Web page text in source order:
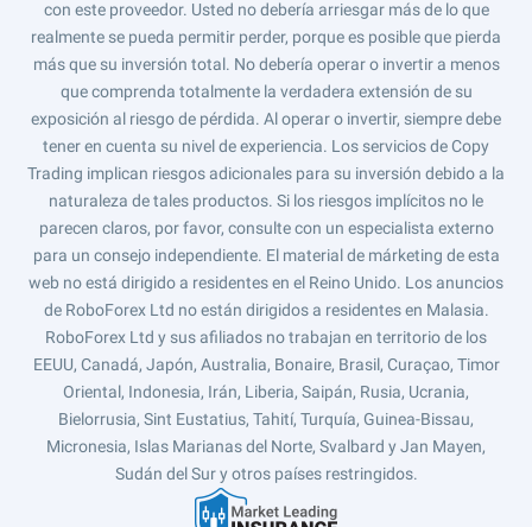
con este proveedor. Usted no debería arriesgar más de lo que
realmente se pueda permitir perder, porque es posible que pierda
más que su inversión total. No debería operar o invertir a menos
que comprenda totalmente la verdadera extensión de su
exposición al riesgo de pérdida. Al operar o invertir, siempre debe
tener en cuenta su nivel de experiencia. Los servicios de Copy
Trading implican riesgos adicionales para su inversión debido a la
naturaleza de tales productos. Si los riesgos implícitos no le
parecen claros, por favor, consulte con un especialista externo
para un consejo independiente. El material de márketing de esta
web no está dirigido a residentes en el Reino Unido. Los anuncios
de RoboForex Ltd no están dirigidos a residentes en Malasia.
RoboForex Ltd y sus afiliados no trabajan en territorio de los
EEUU, Canadá, Japón, Australia, Bonaire, Brasil, Curaçao, Timor
Oriental, Indonesia, Irán, Liberia, Saipán, Rusia, Ucrania,
Bielorrusia, Sint Eustatius, Tahití, Turquía, Guinea-Bissau,
Micronesia, Islas Marianas del Norte, Svalbard y Jan Mayen,
Sudán del Sur y otros países restringidos.